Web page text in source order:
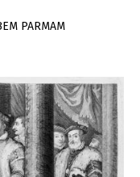
PARMAM